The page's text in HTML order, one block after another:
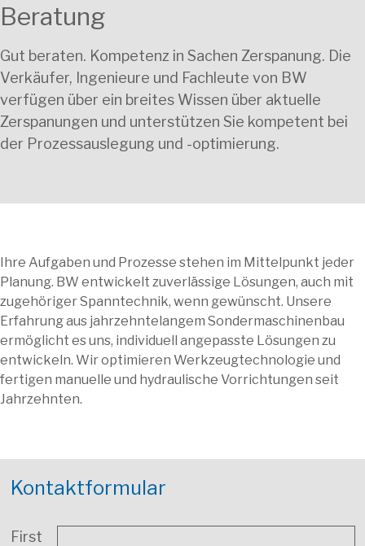
Beratung
Gut beraten. Kompetenz in Sachen Zerspanung. Die
Verkäufer, Ingenieure und Fachleute von BW
verfügen über ein breites Wissen über aktuelle
Zerspanungen und unterstützen Sie kompetent bei
der Prozessauslegung und -optimierung.
Ihre Aufgaben und Prozesse stehen im Mittelpunkt jeder
Planung. BW entwickelt zuverlässige Lösungen, auch mit
zugehöriger Spanntechnik, wenn gewünscht. Unsere
Erfahrung aus jahrzehntelangem Sondermaschinenbau
ermöglicht es uns, individuell angepasste Lösungen zu
entwickeln. Wir optimieren Werkzeugtechnologie und
fertigen manuelle und hydraulische Vorrichtungen seit
Jahrzehnten.
Kontaktformular
First